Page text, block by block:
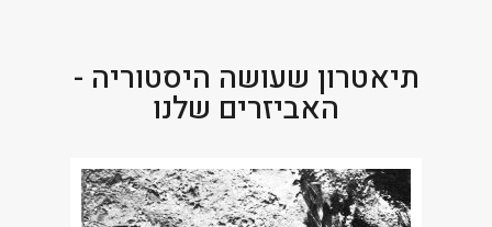
תיאטרון שעושה היסטוריה -
האביזרים שלנו